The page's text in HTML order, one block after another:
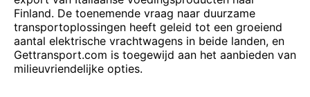
Finland. De toenemende vraag naar duurzame
transportoplossingen heeft geleid tot een groeiend
aantal elektrische vrachtwagens in beide landen, en
Gettransport.com is toegewijd aan het aanbieden van
milieuvriendelijke opties.